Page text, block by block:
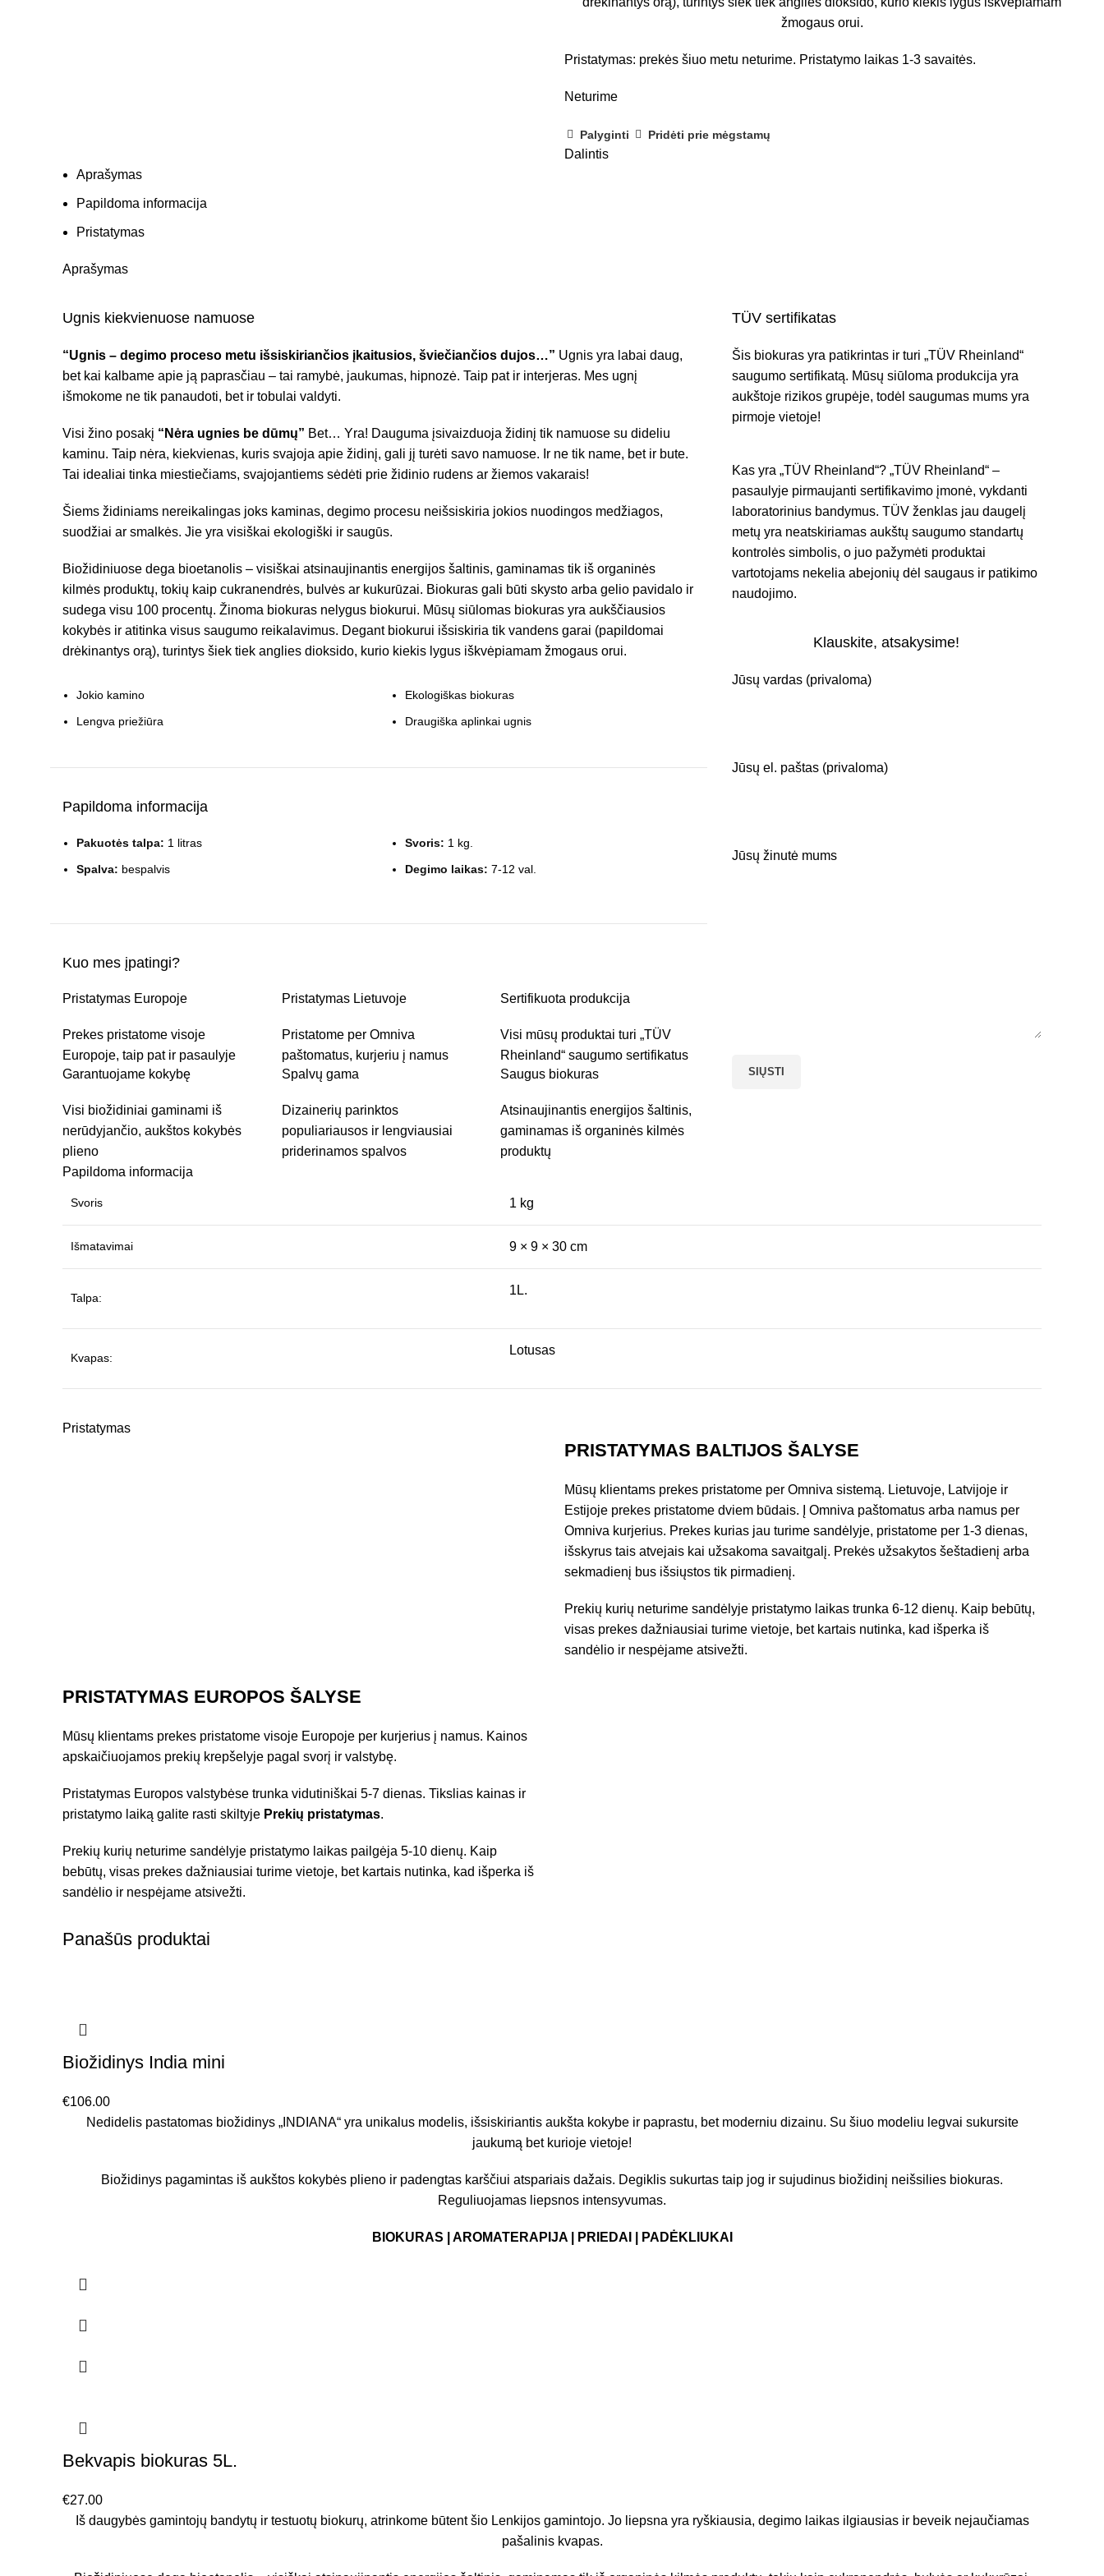
žmogaus orui.
Pristatymas: prekės šiuo metu neturime. Pristatymo laikas 1-3 savaitės.
Neturime
Palyginti Pridėti prie mėgstamų
Dalintis
Aprašymas
Papildoma informacija
Pristatymas
Aprašymas
Ugnis kiekvienuose namuose
“Ugnis – degimo proceso metu išsiskiriančios įkaitusios, šviečiančios dujos…” Ugnis yra labai daug,
bet kai kalbame apie ją paprasčiau – tai ramybė, jaukumas, hipnozė. Taip pat ir interjeras. Mes ugnį
išmokome ne tik panaudoti, bet ir tobulai valdyti.
Visi žino posakį “Nėra ugnies be dūmų” Bet… Yra! Dauguma įsivaizduoja židinį tik namuose su dideliu
kaminu. Taip nėra, kiekvienas, kuris svajoja apie židinį, gali jį turėti savo namuose. Ir ne tik name, bet ir bute.
Tai idealiai tinka miestiečiams, svajojantiems sėdėti prie židinio rudens ar žiemos vakarais!
Šiems židiniams nereikalingas joks kaminas, degimo procesu neišsiskiria jokios nuodingos medžiagos,
suodžiai ar smalkės. Jie yra visiškai ekologiški ir saugūs.
Biožidiniuose dega bioetanolis – visiškai atsinaujinantis energijos šaltinis, gaminamas tik iš organinės
kilmės produktų, tokių kaip cukranendrės, bulvės ar kukurūzai. Biokuras gali būti skysto arba gelio pavidalo ir
sudega visu 100 procentų. Žinoma biokuras nelygus biokurui. Mūsų siūlomas biokuras yra aukščiausios
kokybės ir atitinka visus saugumo reikalavimus. Degant biokurui išsiskiria tik vandens garai (papildomai
drėkinantys orą), turintys šiek tiek anglies dioksido, kurio kiekis lygus iškvėpiamam žmogaus orui.
Jokio kamino
Lengva priežiūra
Ekologiškas biokuras
Draugiška aplinkai ugnis
Papildoma informacija
Pakuotės talpa: 1 litras
Spalva: bespalvis
Svoris: 1 kg.
Degimo laikas: 7-12 val.
Kuo mes įpatingi?
Pristatymas Europoje
Prekes pristatome visoje
Europoje, taip pat ir pasaulyje
Pristatymas Lietuvoje
Pristatome per Omniva
paštomatus, kurjeriu į namus
Sertifikuota produkcija
Visi mūsų produktai turi „TÜV
Rheinland“ saugumo sertifikatus
Garantuojame kokybę
Visi biožidiniai gaminami iš
nerūdyjančio, aukštos kokybės
plieno
Spalvų gama
Dizainerių parinktos
populiariausos ir lengviausiai
priderinamos spalvos
Saugus biokuras
Atsinaujinantis energijos šaltinis,
gaminamas iš organinės kilmės
produktų
TÜV sertifikatas
Šis biokuras yra patikrintas ir turi „TÜV Rheinland“
saugumo sertifikatą. Mūsų siūloma produkcija yra
aukštoje rizikos grupėje, todėl saugumas mums yra
pirmoje vietoje!
Kas yra „TÜV Rheinland“? „TÜV Rheinland“ –
pasaulyje pirmaujanti sertifikavimo įmonė, vykdanti
laboratorinius bandymus. TÜV ženklas jau daugelį
metų yra neatskiriamas aukštų saugumo standartų
kontrolės simbolis, o juo pažymėti produktai
vartotojams nekelia abejonių dėl saugaus ir patikimo
naudojimo.
Klauskite, atsakysime!
Jūsų vardas (privaloma)
Jūsų el. paštas (privaloma)
Jūsų žinutė mums
Papildoma informacija
Svoris 1 kg
Išmatavimai 9 × 9 × 30 cm
Talpa:
1L.
Kvapas:
Lotusas
Pristatymas
PRISTATYMAS BALTIJOS ŠALYSE
Mūsų klientams prekes pristatome per Omniva sistemą. Lietuvoje, Latvijoje ir
Estijoje prekes pristatome dviem būdais. Į Omniva paštomatus arba namus per
Omniva kurjerius. Prekes kurias jau turime sandėlyje, pristatome per 1-3 dienas,
išskyrus tais atvejais kai užsakoma savaitgalį. Prekės užsakytos šeštadienį arba
sekmadienį bus išsiųstos tik pirmadienį.
Prekių kurių neturime sandėlyje pristatymo laikas trunka 6-12 dienų. Kaip bebūtų,
visas prekes dažniausiai turime vietoje, bet kartais nutinka, kad išperka iš
sandėlio ir nespėjame atsivežti.
PRISTATYMAS EUROPOS ŠALYSE
Mūsų klientams prekes pristatome visoje Europoje per kurjerius į namus. Kainos
apskaičiuojamos prekių krepšelyje pagal svorį ir valstybę.
Pristatymas Europos valstybėse trunka vidutiniškai 5-7 dienas. Tikslias kainas ir
pristatymo laiką galite rasti skiltyje Prekių pristatymas.
Prekių kurių neturime sandėlyje pristatymo laikas pailgėja 5-10 dienų. Kaip
bebūtų, visas prekes dažniausiai turime vietoje, bet kartais nutinka, kad išperka iš
sandėlio ir nespėjame atsivežti.
Panašūs produktai
Biožidinys India mini
€106.00
Nedidelis pastatomas biožidinys „INDIANA“ yra unikalus modelis, išsiskiriantis aukšta kokybe ir paprastu, bet moderniu dizainu. Su šiuo modeliu legvai sukursite
jaukumą bet kurioje vietoje!
Biožidinys pagamintas iš aukštos kokybės plieno ir padengtas karščiui atspariais dažais. Degiklis sukurtas taip jog ir sujudinus biožidinį neišsilies biokuras.
Reguliuojamas liepsnos intensyvumas.
BIOKURAS AROMATERAPIJA| PRIEDAI PADĖKLIUKAI
Bekvapis biokuras 5L.
€27.00
Iš daugybės gamintojų bandytų ir testuotų biokurų, atrinkome būtent šio Lenkijos gamintojo. Jo liepsna yra ryškiausia, degimo laikas ilgiausias ir beveik nejaučiamas
pašalinis kvapas.